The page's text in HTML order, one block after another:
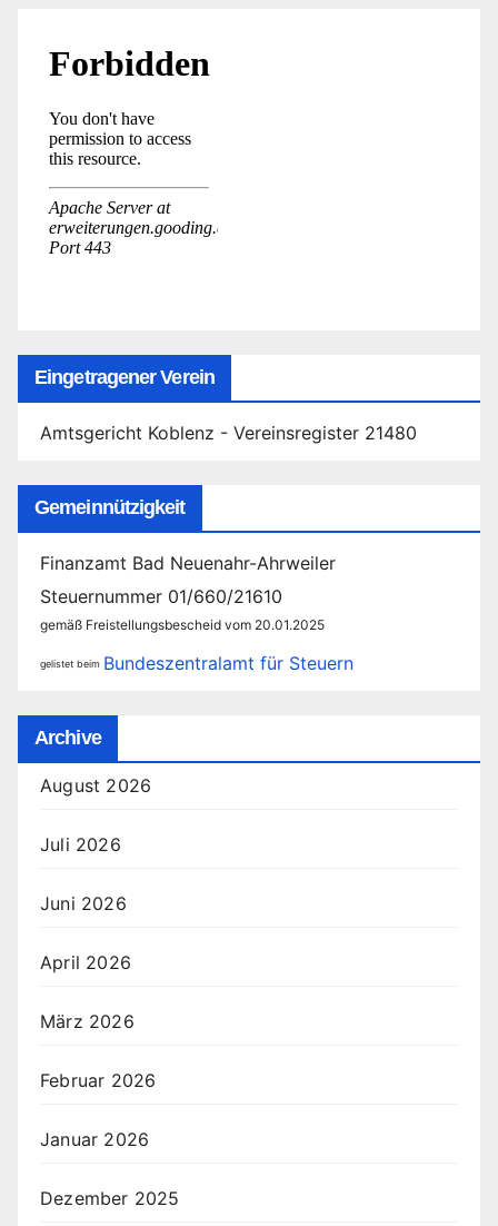
Eingetragener Verein
Amtsgericht Koblenz - Vereinsregister 21480
Gemeinnützigkeit
Finanzamt Bad Neuenahr-Ahrweiler
Steuernummer 01/660/21610
gemäß Freistellungsbescheid vom 20.01.2025
gelistet beim Bundeszentralamt für Steuern
Archive
August 2026
Juli 2026
Juni 2026
April 2026
März 2026
Februar 2026
Januar 2026
Dezember 2025